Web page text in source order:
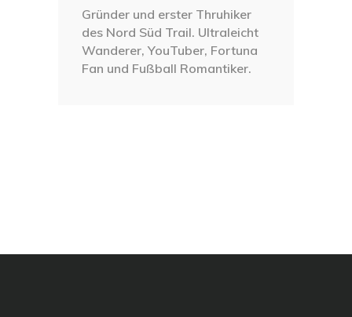
Gründer und erster Thruhiker
des Nord Süd Trail. Ultraleicht
Wanderer, YouTuber, Fortuna
Fan und Fußball Romantiker.